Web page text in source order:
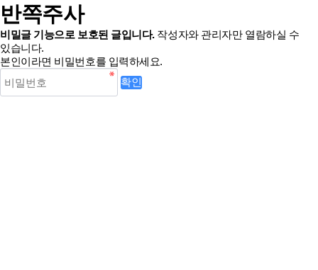
반쪽주사
비밀글 기능으로 보호된 글입니다.작성자와 관리자만 열람하실 수
있습니다.
본인이라면 비밀번호를 입력하세요.